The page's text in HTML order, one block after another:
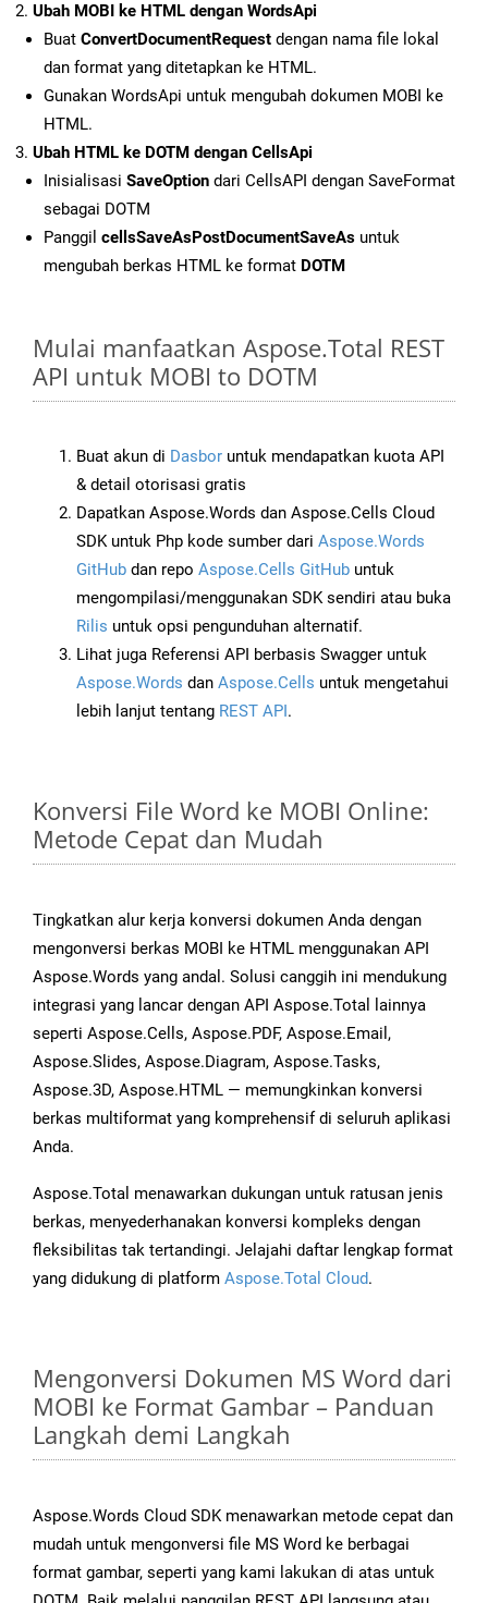
Ubah MOBI ke HTML dengan WordsApi
Buat ConvertDocumentRequest dengan nama file lokal
dan format yang ditetapkan ke HTML.
Gunakan WordsApi untuk mengubah dokumen MOBI ke
HTML.
Ubah HTML ke DOTM dengan CellsApi
Inisialisasi SaveOption dari CellsAPI dengan SaveFormat
sebagai DOTM
Panggil cellsSaveAsPostDocumentSaveAs untuk
mengubah berkas HTML ke format DOTM
Mulai manfaatkan Aspose.Total REST
API untuk MOBI to DOTM
Buat akun di Dasbor untuk mendapatkan kuota API
& detail otorisasi gratis
Dapatkan Aspose.Words dan Aspose.Cells Cloud
SDK untuk Php kode sumber dari Aspose.Words
GitHub dan repo Aspose.Cells GitHub untuk
mengompilasi/menggunakan SDK sendiri atau buka
Rilis untuk opsi pengunduhan alternatif.
Lihat juga Referensi API berbasis Swagger untuk
Aspose.Words dan Aspose.Cells untuk mengetahui
lebih lanjut tentang REST API.
Konversi File Word ke MOBI Online:
Metode Cepat dan Mudah
Tingkatkan alur kerja konversi dokumen Anda dengan
mengonversi berkas MOBI ke HTML menggunakan API
Aspose.Words yang andal. Solusi canggih ini mendukung
integrasi yang lancar dengan API Aspose.Total lainnya
seperti Aspose.Cells, Aspose.PDF, Aspose.Email,
Aspose.Slides, Aspose.Diagram, Aspose.Tasks,
Aspose.3D, Aspose.HTML — memungkinkan konversi
berkas multiformat yang komprehensif di seluruh aplikasi
Anda.
Aspose.Total menawarkan dukungan untuk ratusan jenis
berkas, menyederhanakan konversi kompleks dengan
fleksibilitas tak tertandingi. Jelajahi daftar lengkap format
yang didukung di platform Aspose.Total Cloud.
Mengonversi Dokumen MS Word dari
MOBI ke Format Gambar – Panduan
Langkah demi Langkah
Aspose.Words Cloud SDK menawarkan metode cepat dan
mudah untuk mengonversi file MS Word ke berbagai
format gambar, seperti yang kami lakukan di atas untuk